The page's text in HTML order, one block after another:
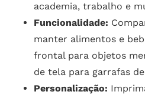
academia, trabalho e
Funcionalidade:
manter alimentos e
frontal para objetos
de tela para garrafas
Personalização: